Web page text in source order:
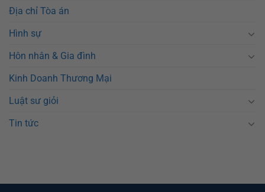
Địa chỉ Tòa án
Hình sự
Hôn nhân & Gia đình
Kinh Doanh Thương Mại
Luật sư giỏi
Tin tức